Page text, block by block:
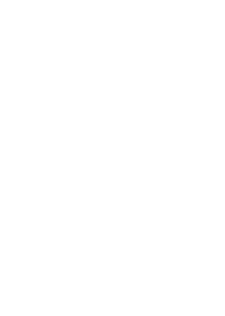
است. ما با
مختلف
دیجیتال
جامعه و